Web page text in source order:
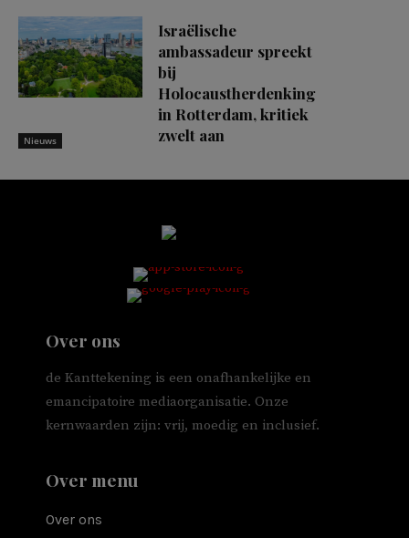
Nieuws
Israëlische
ambassadeur spreekt
bij
Holocaustherdenking
in Rotterdam, kritiek
zwelt aan
Over ons
de Kanttekening is een onafhankelijke en
emancipatoire mediaorganisatie. Onze
kernwaarden zijn: vrij, moedig en inclusief.
Over menu
Over ons